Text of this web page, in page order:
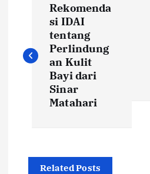
s
Rekomenda
si IDAI
tentang
Perlindung
an Kulit
Bayi dari
Sinar
Matahari
Related Posts